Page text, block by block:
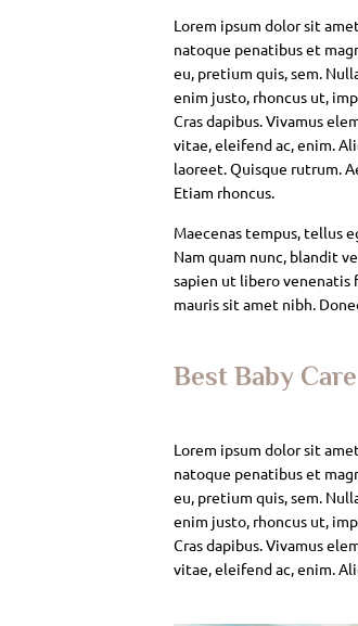
Lorem ipsum dolor sit
natoque penatibus et
eu, pretium quis, sem.
enim justo, rhoncus ut,
Cras dapibus. Vivamus
vitae, eleifend ac, enim.
laoreet. Quisque rutrum.
Etiam rhoncus.
Maecenas tempus, tellus
Nam quam nunc, blandit
sapien ut libero venenatis
mauris sit amet nibh.
Best Baby
Lorem ipsum dolor sit
natoque penatibus et
eu, pretium quis, sem.
enim justo, rhoncus ut,
Cras dapibus. Vivamus
vitae, eleifend ac, enim.